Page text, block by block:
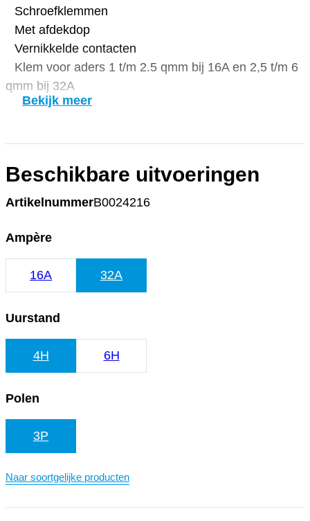
Schroefklemmen
Met afdekdop
Vernikkelde contacten
Klem voor aders 1 t/m 2.5 qmm bij 16A en 2,5 t/m 6
qmm bij 32A
Bekijk meer
Beschikbare uitvoeringen
ArtikelnummerB0024216
Ampère
16A 32A
Uurstand
4H 6H
Polen
3P
Naar soortgelijke producten